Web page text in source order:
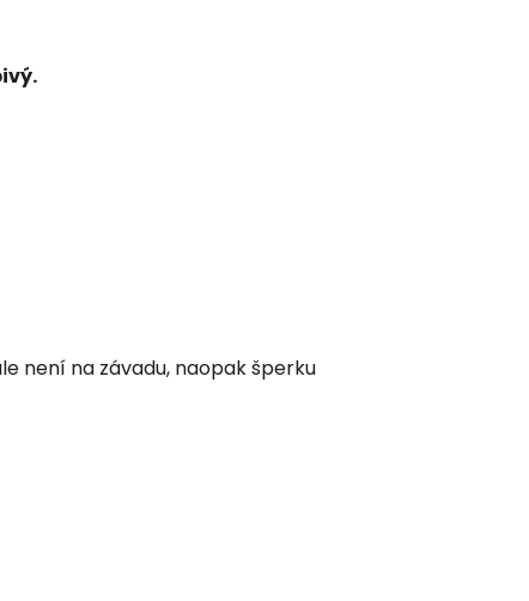
není na závadu, naopak šperku